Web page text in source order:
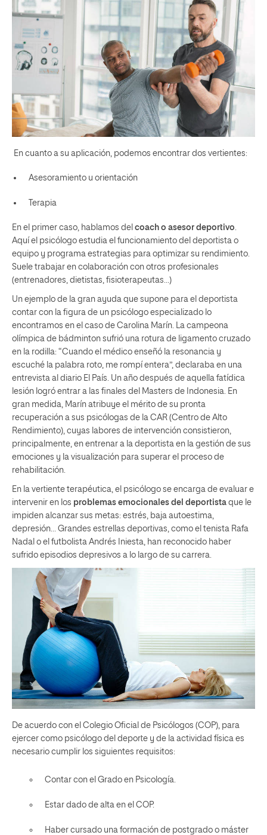
En cuanto a su aplicación, podemos encontrar dos vertientes:
Asesoramiento u orientación
Terapia
En el primer caso, hablamos del coach o asesor deportivo.
Aquí el psicólogo estudia el funcionamiento del deportista o
equipo y programa estrategias para optimizar su rendimiento.
Suele trabajar en colaboración con otros profesionales
(entrenadores, dietistas, fisioterapeutas…)
Un ejemplo de la gran ayuda que supone para el deportista
contar con la figura de un psicólogo especializado lo
encontramos en el caso de Carolina Marín. La campeona
olímpica de bádminton sufrió una rotura de ligamento cruzado
en la rodilla: “Cuando el médico enseñó la resonancia y
escuché la palabra roto, me rompí entera”, declaraba en una
entrevista al diario El País. Un año después de aquella fatídica
lesión logró entrar a las finales del Masters de Indonesia. En
gran medida, Marín atribuye el mérito de su pronta
recuperación a sus psicólogas de la CAR (Centro de Alto
Rendimiento), cuyas labores de intervención consistieron,
principalmente, en entrenar a la deportista en la gestión de sus
emociones y la visualización para superar el proceso de
rehabilitación.
En la vertiente terapéutica, el psicólogo se encarga de evaluar e
intervenir en los problemas emocionales del deportista que le
impiden alcanzar sus metas: estrés, baja autoestima,
depresión… Grandes estrellas deportivas, como el tenista Rafa
Nadal o el futbolista Andrés Iniesta, han reconocido haber
sufrido episodios depresivos a lo largo de su carrera.
De acuerdo con el Colegio Oficial de Psicólogos (COP), para
ejercer como psicólogo del deporte y de la actividad física es
necesario cumplir los siguientes requisitos:
Contar con el Grado en Psicología.
Estar dado de alta en el COP.
Haber cursado una formación de postgrado o máster